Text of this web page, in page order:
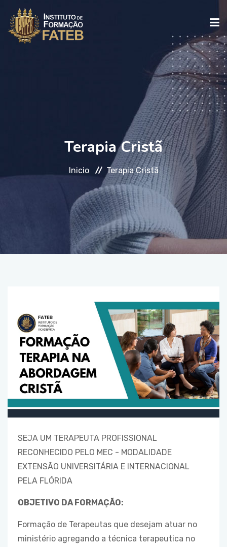
FALE CONOSCO
Terapia Cristã
Inicio Terapia Cristã
SEJA UM TERAPEUTA PROFISSIONAL
RECONHECIDO PELO MEC - MODALIDADE
EXTENSÃO UNIVERSITÁRIA E INTERNACIONAL
PELA FLÓRIDA
OBJETIVO DA FORMAÇÃO:
Formação de Terapeutas que desejam atuar no
ministério agregando a técnica terapeutica no